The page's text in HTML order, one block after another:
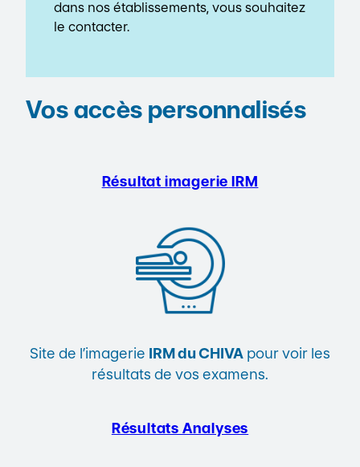
dans nos établissements, vous souhaitez
le contacter.
Vos accès personnalisés
Résultat imagerie IRM
Site de l’imagerie IRM du CHIVA pour voir les
résultats de vos examens.
Résultats Analyses